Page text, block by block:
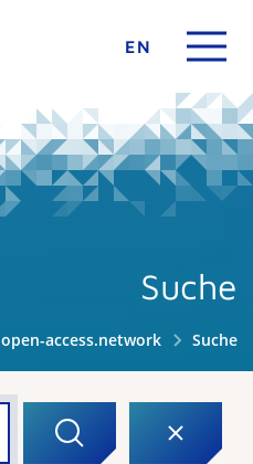
EN
Suche
open-access.network Suche